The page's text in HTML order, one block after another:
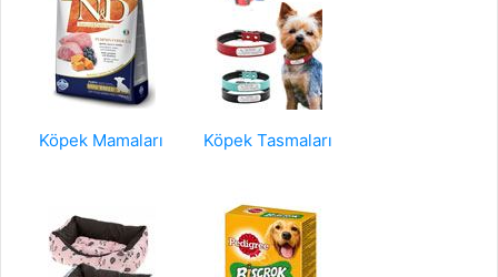
Köpek Mamaları Köpek Tasmaları